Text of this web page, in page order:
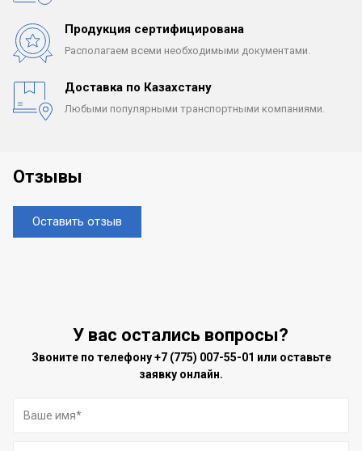
Продукция сертифицирована
Располагаем всеми необходимыми документами.
Доставка по Казахстану
Любыми популярными транспортными компаниями.
Отзывы
Оставить отзыв
У вас остались вопросы?
Звоните по телефону+7 (775) 007-55-01 или оставьте
заявку онлайн.